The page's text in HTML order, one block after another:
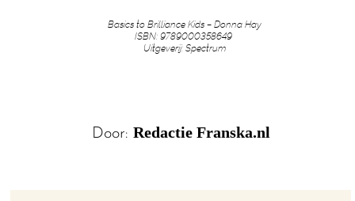
Basics to Brilliance Kids – Donna Hay
ISBN: 9789000358649
Uitgeverij: Spectrum
Door: Redactie Franska.nl